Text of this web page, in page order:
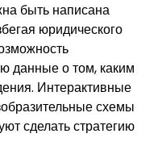
быть написана
юридического
данные о том, каким
Интерактивные
схемы
сделать стратегию